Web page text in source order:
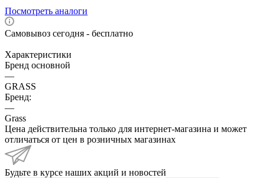
Посмотреть аналоги
Самовывоз сегодня - бесплатно
Характеристики
Бренд основной
—
GRASS
Бренд:
—
Grass
Цена действительна только для интернет-магазина и может
отличаться от цен в розничных магазинах
Будьте в курсе наших акций и новостей